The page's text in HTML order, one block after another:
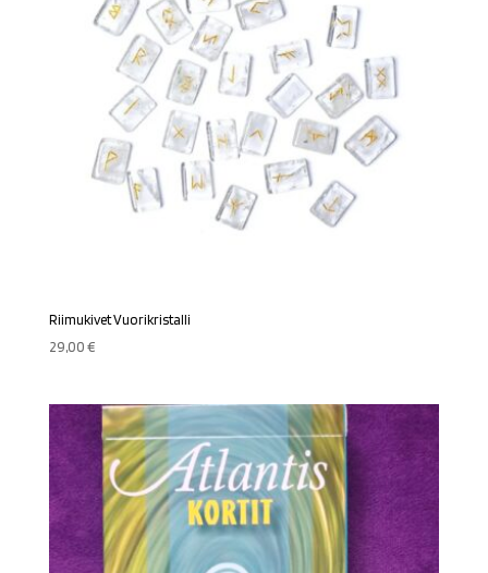
Riimukivet Vuorikristalli
29,00€